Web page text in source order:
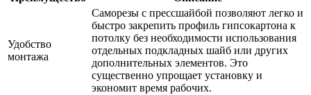
Удобство
монтажа
Саморезы с прессшайбой позволяют легко и
быстро закрепить профиль гипсокартона к
потолку без необходимости использования
отдельных подкладных шайб или других
дополнительных элементов. Это
существенно упрощает установку и
экономит время рабочих.